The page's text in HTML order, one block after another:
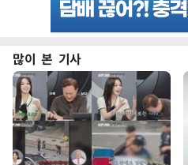
많이 본 기사